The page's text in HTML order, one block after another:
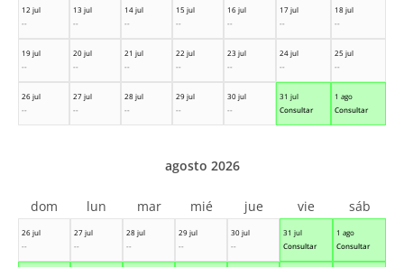
12 jul
--
13 jul
--
14 jul
--
15 jul
--
16 jul
--
17 jul
--
18 jul
--
19 jul
--
20 jul
--
21 jul
--
22 jul
--
23 jul
--
24 jul
--
25 jul
--
26 jul
--
27 jul
--
28 jul
--
29 jul
--
30 jul
--
31 jul
Consultar
1 ago
Consultar
26 jul
--
27 jul
--
28 jul
--
29 jul
--
30 jul
--
31 jul
Consultar
1 ago
Consultar
agosto 2026
dom lun mar mié jue vie sáb